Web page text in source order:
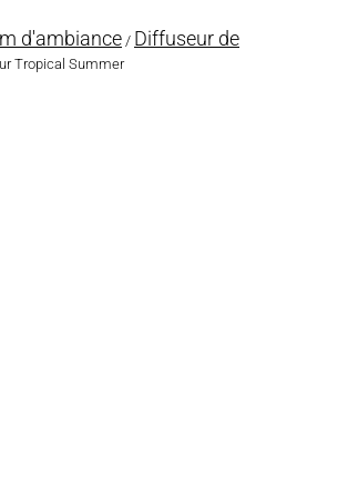
d'ambiance / Diffuseur de
Tropical Summer